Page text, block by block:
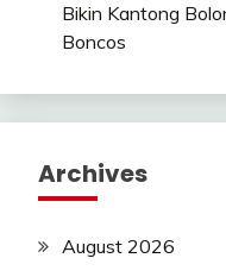
Bikin Kantong
Boncos
Archives
August 2026